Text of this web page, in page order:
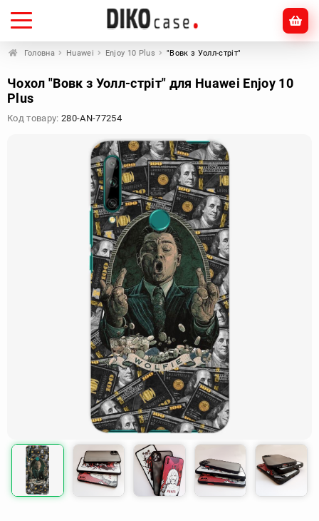
Головна Huawei Enjoy 10 Plus "Вовк з Уолл-стріт"
Чохол "Вовк з Уолл-стріт" для Huawei Enjoy 10
Plus
Код товару: 280-AN-77254